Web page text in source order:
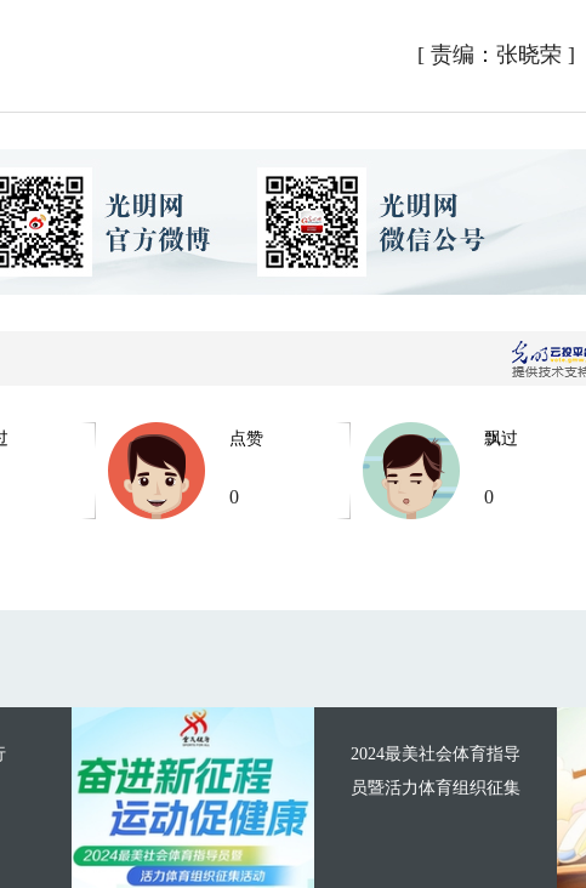
[ 责编：张晓荣 ]
点赞
0
飘过
0
2024最美社会体育指导
员暨活力体育组织征集